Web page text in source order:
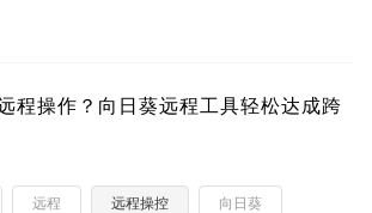
程操作？向日葵远程工具轻松达成跨
远程 远程操控 向日葵